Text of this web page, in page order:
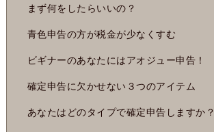
まず何をしたらいいの？
青色申告の方が税金が少なくすむ
ビギナーのあなたにはアオジュー申告！
確定申告に欠かせない３つのアイテム
あなたはどのタイプで確定申告しますか？